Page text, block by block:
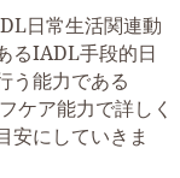
日常生活関連動
るIADL手段的日
う能力である
ケア能力で詳しく
安にしていきま